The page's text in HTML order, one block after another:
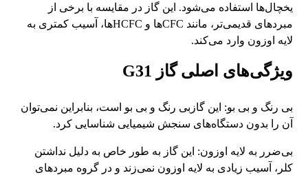
یخچال‌ها استفاده می‌شود. این گاز در مقایسه با برخی از
مبردهای قدیمی‌تر، مانند CFC‌ها و HCFC‌ها، آسیب کمتری به
لایه اوزون وارد می‌کند.
ویژگی‌های اصلی گاز G31
بی ‌رنگ و بی ‌بو: این گازبی ‌رنگ و بی ‌بو است، بنابراین نمی‌توان
آن را بدون دستگاه‌های سنجش شیمیایی شناسایی کرد.
بی‌ضرر به لایه اوزون: این گاز به‌ طور خاص به دلیل نداشتن
کلر، آسیب زیادی به لایه اوزون نمی‌زند و در گروه مبردهای